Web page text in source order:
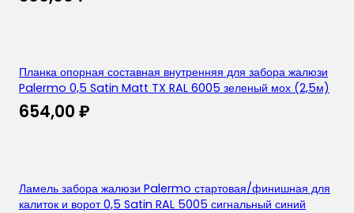
Планка опорная составная внутренняя для забора жалюзи
Palermo 0,5 Satin Matt TX RAL 6005 зеленый мох (2,5м)
654,00 ₽
Ламель забора жалюзи Palermo стартовая/финишная для
калиток и ворот 0,5 Satin RAL 5005 сигнальный синий